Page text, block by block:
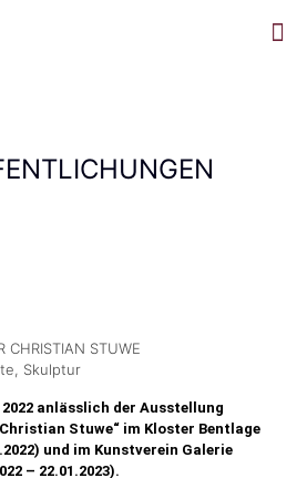
CHRISTIAN STUWE
Skulptur
anlässlich der Ausstellung
Stuwe“ im Kloster Bentlage
und im Kunstverein Galerie
– 22.01.2023).